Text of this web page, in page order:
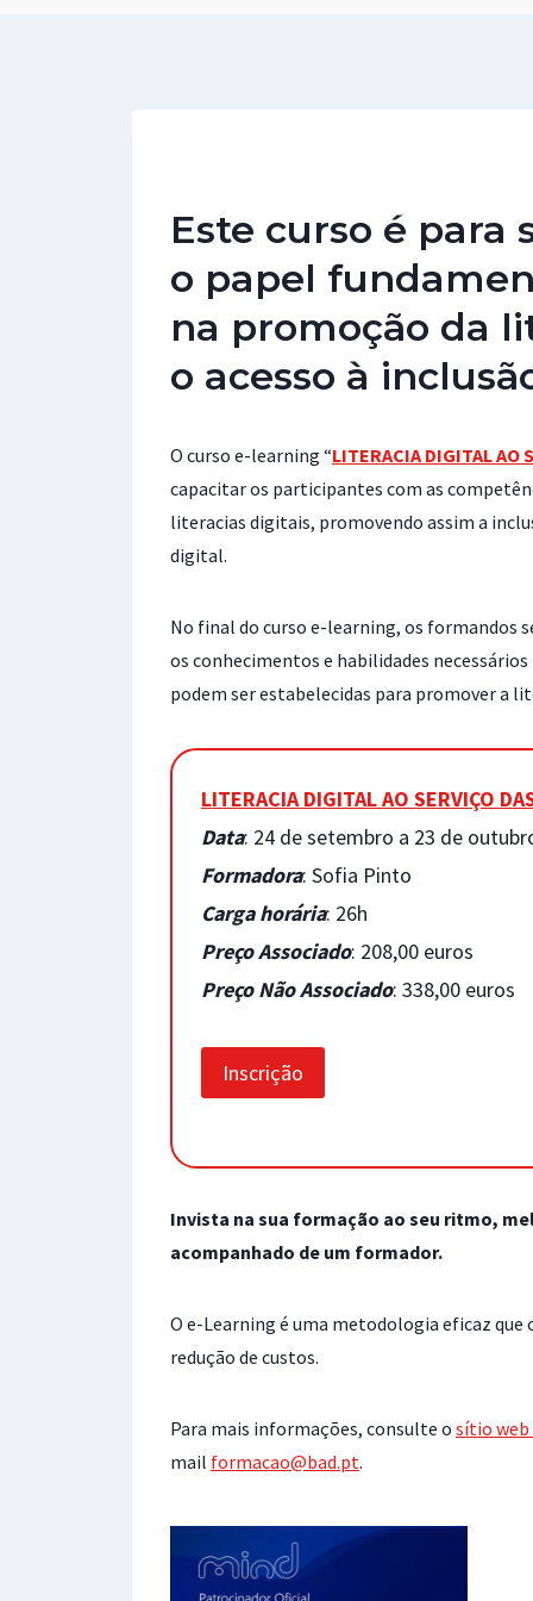
Este curso é para
o papel
na promoção da
o acesso à
O curso e-learning “LITERACIA DIGITAL AO
capacitar os participantes com as
literacias digitais, promovendo assim a
digital.
No final do curso e-learning, os formandos
os conhecimentos e habilidades
podem ser estabelecidas para promover a
LITERACIA DIGITAL AO SERVIÇO
Data: 24 de setembro a 23 de
Formadora: Sofia Pinto
Carga horária: 26h
Preço Associado: 208,00 euros
Preço Não Associado: 338,00 euros
Inscrição
Invista na sua formação ao seu ritmo,
acompanhado de um formador.
O e-Learning é uma metodologia eficaz
redução de custos.
Para mais informações, consulte o sítio web
mail formacao@bad.pt.